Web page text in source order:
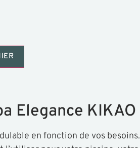
Elegance KIKAO
en fonction de vos